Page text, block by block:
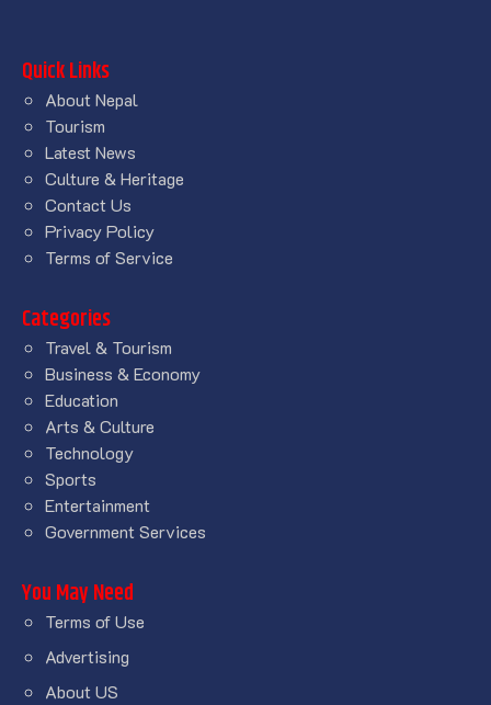
Quick Links
About Nepal
Tourism
Latest News
Culture & Heritage
Contact Us
Privacy Policy
Terms of Service
Categories
Travel & Tourism
Business & Economy
Education
Arts & Culture
Technology
Sports
Entertainment
Government Services
You May Need
Terms of Use
Advertising
About US